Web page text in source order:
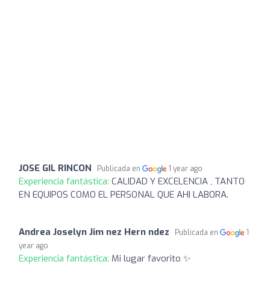
JOSE GIL RINCON Publicada en 1 year ago
Experiencia fantástica: CALIDAD Y EXCELENCIA , TANTO
EN EQUIPOS COMO EL PERSONAL QUE AHI LABORA.
Andrea Joselyn Jim nez Hern ndez Publicada en
1
year ago
Experiencia fantástica: Mi lugar favorito ✨